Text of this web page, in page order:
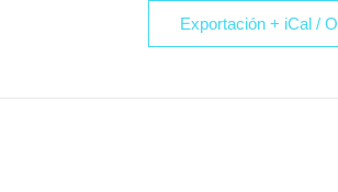
Exportación + iCal /